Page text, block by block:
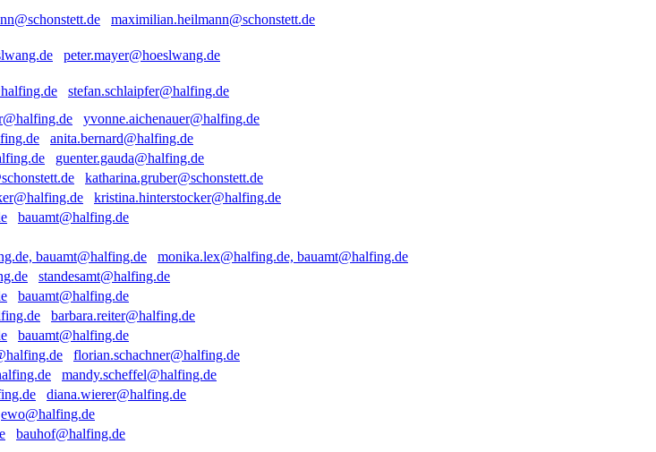
maximilian.heilmann@schonstett.de
peter.mayer@hoeslwang.de
stefan.schlaipfer@halfing.de
yvonne.aichenauer@halfing.de
anita.bernard@halfing.de
guenter.gauda@halfing.de
katharina.gruber@schonstett.de
kristina.hinterstocker@halfing.de
bauamt@halfing.de
monika.lex@halfing.de, bauamt@halfing.de
standesamt@halfing.de
bauamt@halfing.de
barbara.reiter@halfing.de
bauamt@halfing.de
florian.schachner@halfing.de
mandy.scheffel@halfing.de
diana.wierer@halfing.de
ewo@halfing.de
bauhof@halfing.de